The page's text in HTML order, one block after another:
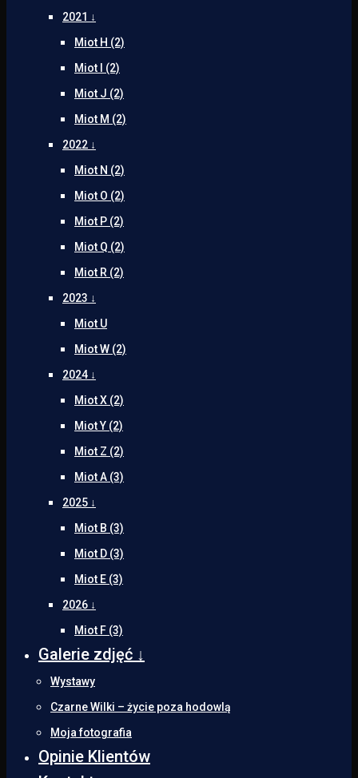
2021 ↓
Miot H (2)
Miot I (2)
Miot J (2)
Miot M (2)
2022 ↓
Miot N (2)
Miot O (2)
Miot P (2)
Miot Q (2)
Miot R (2)
2023 ↓
Miot U
Miot W (2)
2024 ↓
Miot X (2)
Miot Y (2)
Miot Z (2)
Miot A (3)
2025 ↓
Miot B (3)
Miot D (3)
Miot E (3)
2026 ↓
Miot F (3)
Galerie zdjęć ↓
Wystawy
Czarne Wilki – życie poza hodowlą
Moja fotografia
Opinie Klientów